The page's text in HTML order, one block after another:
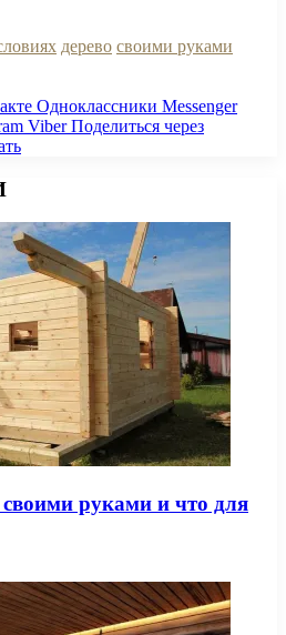
дерево своими руками
Одноклассники Messenger
Viber Поделиться через
руками и что для